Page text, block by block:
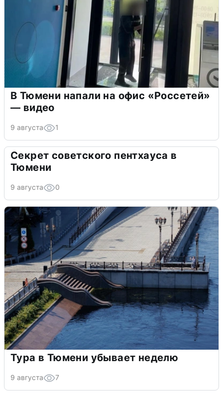
В Тюмени напали на офис «Россетей»
— видео
9 августа 1
Секрет советского пентхауса в
Тюмени
9 августа 0
Тура в Тюмени убывает неделю
9 августа 7